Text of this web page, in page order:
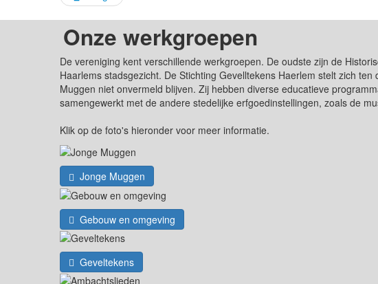
Onze werkgroepen
De vereniging kent verschillende werkgroepen. De oudste zijn de
Haarlems stadsgezicht. De Stichting Gevelltekens Haerlem stelt zich
Muggen niet onvermeld blijven. Zij hebben diverse educatieve
samengewerkt met de andere stedelijke erfgoedinstellingen, zoals de
Klik op de foto's hieronder voor meer informatie.
Jonge Muggen
Gebouw en omgeving
Geveltekens